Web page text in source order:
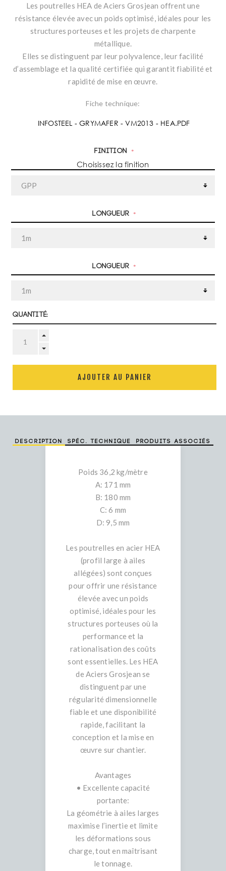
Les poutrelles HEA de Aciers Grosjean offrent une
résistance élevée avec un poids optimisé, idéales pour les
structures porteuses et les projets de charpente
métallique.
Elles se distinguent par leur polyvalence, leur facilité
d’assemblage et la qualité certifiée qui garantit fiabilité et
rapidité de mise en œuvre.
Fiche technique:
INFOSTEEL - GRYMAFER - VM2013 - HEA.PDF
Finition *
Choisissez la finition
Longueur *
Longueur *
Quantité:
AJOUTER AU PANIER
Description Spéc. technique Produits associés
Poids 36,2 kg/mètre
A: 171 mm
B: 180 mm
C: 6 mm
D: 9,5 mm
Les poutrelles en acier HEA
(profil large à ailes
allégées) sont conçues
pour offrir une résistance
élevée avec un poids
optimisé, idéales pour les
structures porteuses où la
performance et la
rationalisation des coûts
sont essentielles. Les HEA
de Aciers Grosjean se
distinguent par une
régularité dimensionnelle
fiable et une disponibilité
rapide, facilitant la
conception et la mise en
œuvre sur chantier.
Avantages
• Excellente capacité
portante:
La géométrie à ailes larges
maximise l’inertie et limite
les déformations sous
charge, tout en maîtrisant
le tonnage.